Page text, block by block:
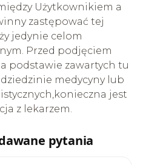
Użytkownikiem a
zastępować tej
jedynie celom
Przed podjęciem
podstawie zawartych tu
medycyny lub
jest
z lekarzem.
pytania